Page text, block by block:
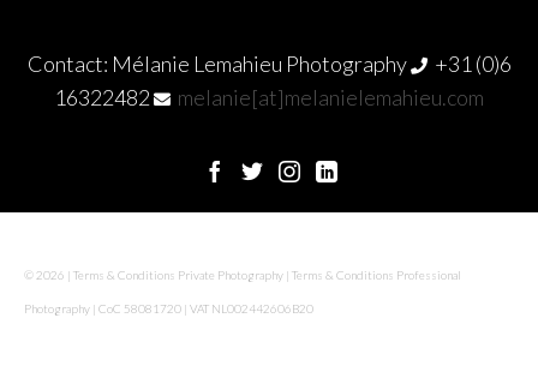
Contact: Mélanie Lemahieu Photography
+31 (0)6
16322482
melanie[at]melanielemahieu.com
© 2026 | Terms & Conditions Private Photography | Terms & Conditions Professional
Photography | CoC 58081720 | VAT NL002442606B20